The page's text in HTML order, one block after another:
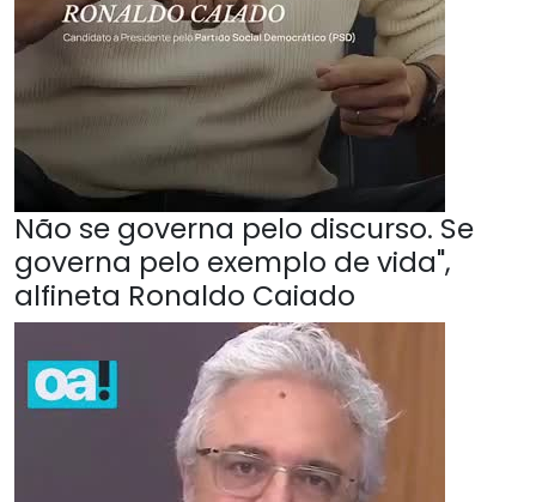
Não se governa pelo discurso. Se
governa pelo exemplo de vida",
alfineta Ronaldo Caiado